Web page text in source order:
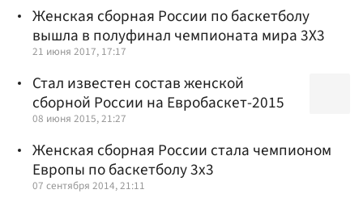
Женская сборная России по баскетболу
вышла в полуфинал чемпионата мира 3Х3
21 июня 2017, 17:17
Стал известен состав женской
сборной России на Евробаскет-2015
08 июня 2015, 21:27
Женская сборная России стала чемпионом
Европы по баскетболу 3х3
07 сентября 2014, 21:11